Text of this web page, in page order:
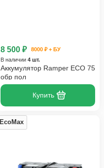
8 500 ₽
8000 ₽ + БУ
В наличии 4 шт.
Аккумулятор Ramper ECO 75
обр пол
Купить
EcoMax